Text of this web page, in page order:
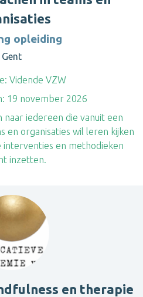
opleiding
Gent
Vidende VZW
19 november 2026
naar iedereen die vanuit een
en organisaties wil leren kijken
interventies en methodieken
inzetten.
en therapie